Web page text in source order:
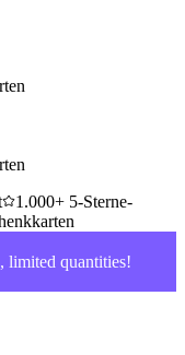
1.000+ 5-Sterne-
limited quantities!